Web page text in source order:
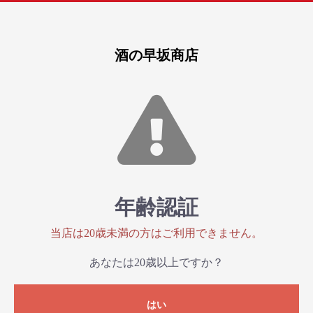
酒の早坂商店
年齢認証
当店は20歳未満の方はご利用できません。
あなたは20歳以上ですか？
はい